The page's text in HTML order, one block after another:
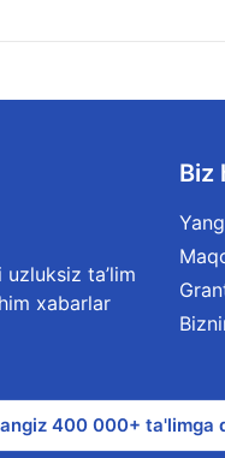
uzluksiz ta’lim
xabarlar
Biz
400 000+ ta'limga